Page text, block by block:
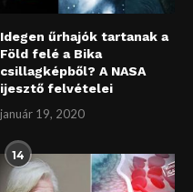
Idegen űrhajók tartanak a
Föld felé a Bika
csillagképből? A NASA
ijesztő felvételei
január 19, 2020
14